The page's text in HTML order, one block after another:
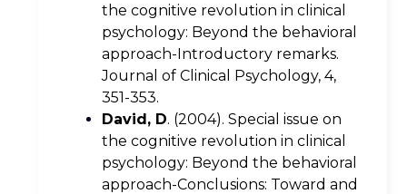
the cognitive revolution in clinical
psychology: Beyond the behavioral
approach-Introductory remarks.
Journal of Clinical Psychology, 4,
351-353.
David, D. (2004). Special issue on
the cognitive revolution in clinical
psychology: Beyond the behavioral
approach-Conclusions: Toward and